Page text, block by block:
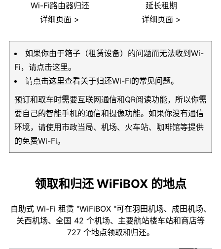
Wi-Fi路由器归还
详细页面 >
延长租期
详细页面 >
如果你由于箱子（租赁设备）的问题而无法收到Wi-
Fi，请点击这里。
请点击这里查看关于归还Wi-Fi的常见问题。
预订和取车时需要互联网通信和QR阅读功能，所以你需
要自己的智能手机的通信和摄像功能。如果你没有通信
环境，请使用市政当局、机场、火车站、咖啡馆等提供
的免费Wi-Fi。
领取和归还 WiFiBOX 的地点
自助式 Wi-Fi 租赁 "WiFiBOX "可在羽田机场、成田机场、
关西机场、全国 42 个机场、主要航站楼车站和商店等
727 个地点领取和归还。